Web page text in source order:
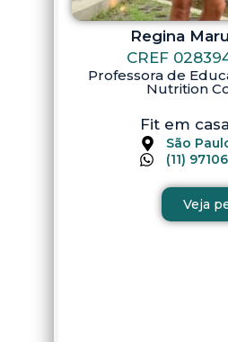
Regina
CREF
Professora de
Nutrition
Fit em
São
(11)
Veja